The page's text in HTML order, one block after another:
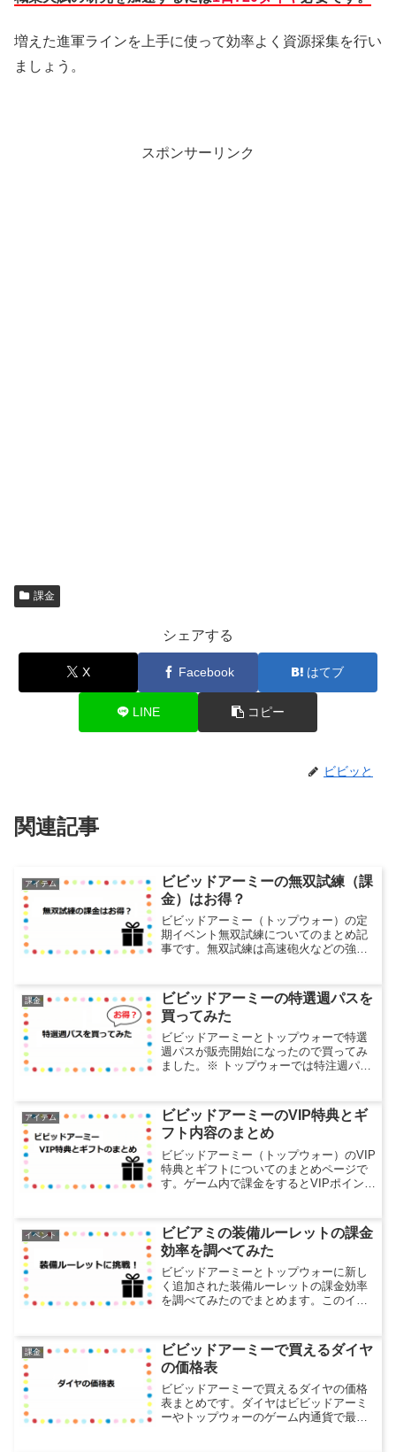
増えた進軍ラインを上手に使って効率よく資源採集を行い
ましょう。
スポンサーリンク
課金
シェアする
X Facebook はてブ
LINE コピー
ビビッと
関連記事
アイテム
ビビッドアーミーの無双試練（課
金）はお得？
ビビッドアーミー（トップウォー）の定
期イベント無双試練についてのまとめ記
事です。無双試練は高速砲火などの強化
い得かどうかを調査しました。無双試練
のイベント概要無双試練は...
課金
ビビッドアーミーの特選週パスを
買ってみた
ビビッドアーミーとトップウォーで特選
週パスが販売開始になったので買ってみ
ました。※ トップウォーでは特注週パス
原価計算してみます。特選週パスの概要
特選週パスは2020年...
アイテム
ビビッドアーミーのVIP特典とギ
フト内容のまとめ
ビビッドアーミー（トップウォー）のVIP
特典とギフトについてのまとめページで
す。ゲーム内で課金をするとVIPポイント
す。VIP特典だけでも結構差が付くように
なり、高VIP...
イベント
ビビアミの装備ルーレットの課金
効率を調べてみた
ビビッドアーミーとトップウォーに新し
く追加された装備ルーレットの課金効率
を調べてみたのでまとめます。このイベ
が兵種装備なので注目してます。目標は
橙装備ですが、紫装備...
課金
ビビッドアーミーで買えるダイヤ
の価格表
ビビッドアーミーで買えるダイヤの価格
表まとめです。ダイヤはビビッドアーミ
ーやトップウォーのゲーム内通貨で最も